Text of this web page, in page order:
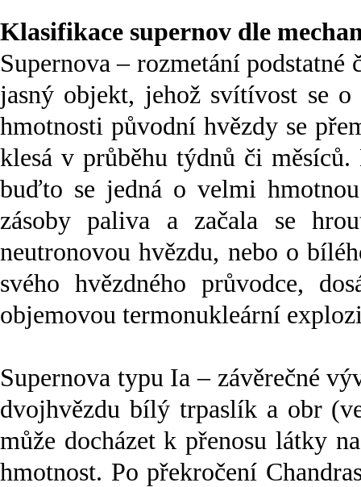
Klasifikace supernov dle
Supernova – rozmetání
jasný objekt, jehož svítívost se
hmotnosti původní hvězdy se
klesá v průběhu týdnů či
buďto se jedná o velmi
zásoby paliva a začala se
neutronovou hvězdu, nebo o
svého hvězdného průvodce,
objemovou termonukleární
Supernova typu Ia – závěrečné
dvojhvězdu bílý trpaslík a obr
může docházet k přenosu látky
hmotnost. Po překročení